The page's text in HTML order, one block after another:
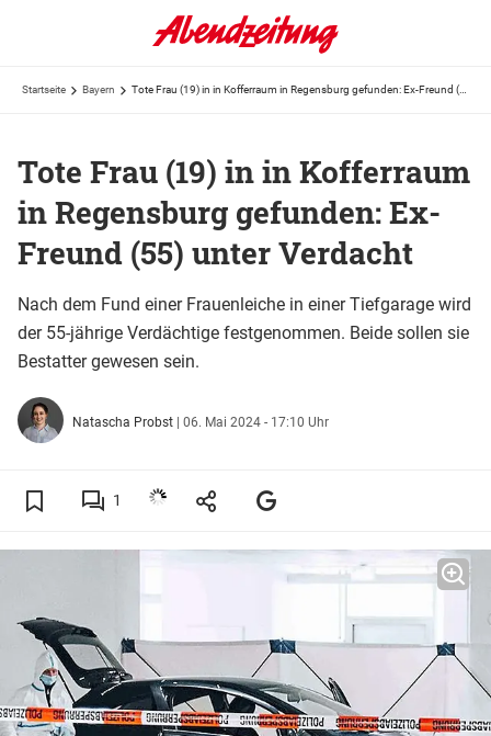
Startseite Bayern
Tote Frau (19) in in Kofferraum
in Regensburg gefunden: Ex-
Freund (55) unter Verdacht
Nach dem Fund einer Frauenleiche in einer Tiefgarage wird
der 55-jährige Verdächtige festgenommen. Beide sollen sie
Bestatter gewesen sein.
Natascha Probst | 06. Mai 2024 - 17:10 Uhr
1